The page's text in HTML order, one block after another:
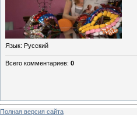
Язык: Русский
Всего комментариев: 0
Полная версия сайта